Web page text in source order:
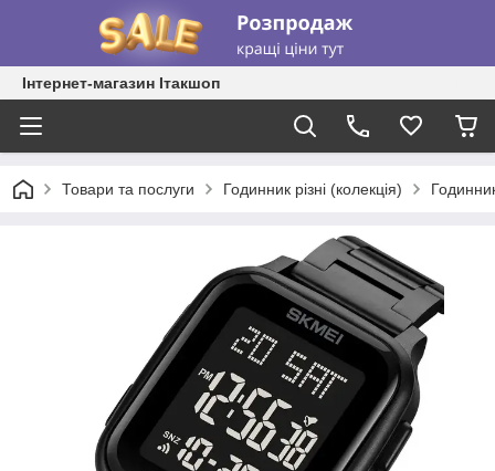
Інтернет-магазин Ітакшоп
Товари та послуги Годинник різні (колекція)